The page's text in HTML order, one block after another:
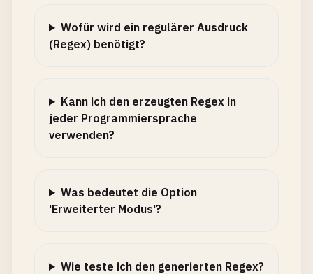
Wofür wird ein regulärer Ausdruck
(Regex) benötigt?
Kann ich den erzeugten Regex in
jeder Programmiersprache
verwenden?
Was bedeutet die Option
'Erweiterter Modus'?
Wie teste ich den generierten Regex?